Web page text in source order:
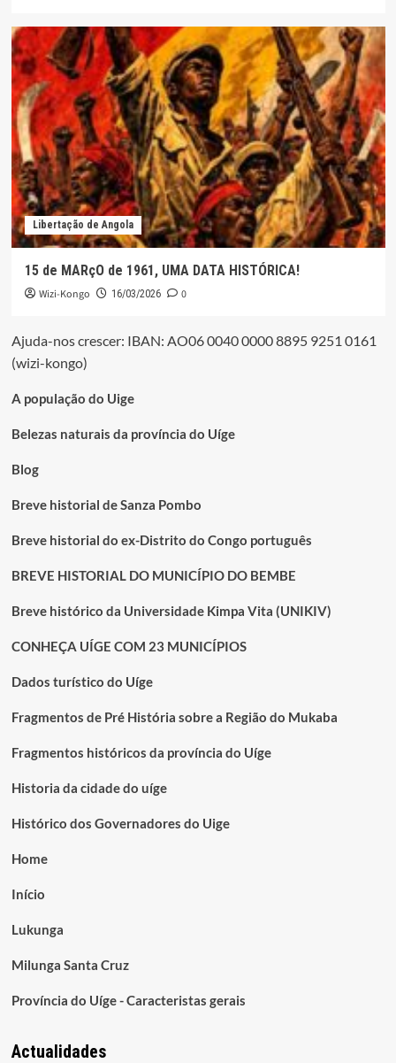
Libertação de Angola
15 de MARçO de 1961, UMA DATA HISTÓRICA!
Wizi-Kongo 16/03/2026 0
Ajuda-nos crescer: IBAN: AO06 0040 0000 8895 9251 0161
(wizi-kongo)
A população do Uige
Belezas naturais da província do Uíge
Blog
Breve historial de Sanza Pombo
Breve historial do ex-Distrito do Congo português
BREVE HISTORIAL DO MUNICÍPIO DO BEMBE
Breve histórico da Universidade Kimpa Vita (UNIKIV)
CONHEÇA UÍGE COM 23 MUNICÍPIOS
Dados turístico do Uíge
Fragmentos de Pré História sobre a Região do Mukaba
Fragmentos históricos da província do Uíge
Historia da cidade do uíge
Histórico dos Governadores do Uige
Home
Início
Lukunga
Milunga Santa Cruz
Província do Uíge - Caracteristas gerais
Actualidades